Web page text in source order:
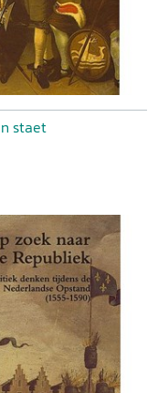
staet